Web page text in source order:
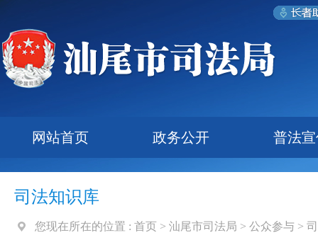
网站首页 政务公开 普法
司法知识库
您现在所在的位置 : 首页 > 汕尾市司法局 > 公众参与 >